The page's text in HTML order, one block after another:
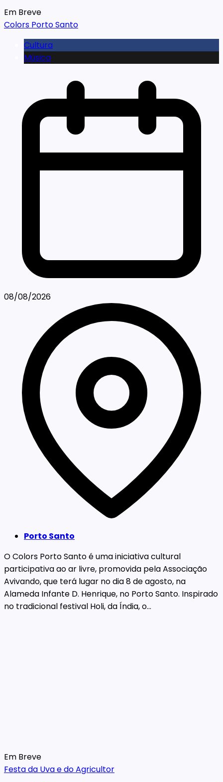
Em Breve
Colors Porto Santo
Cultura
Música
08/08/2026
Porto Santo
O Colors Porto Santo é uma iniciativa cultural
participativa ao ar livre, promovida pela Associação
Avivando, que terá lugar no dia 8 de agosto, na
Alameda Infante D. Henrique, no Porto Santo. Inspirado
no tradicional festival Holi, da Índia, o...
Em Breve
Festa da Uva e do Agricultor